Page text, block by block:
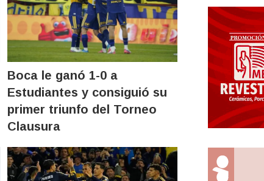
Boca le ganó 1-0 a
Estudiantes y consiguió su
primer triunfo del Torneo
Clausura